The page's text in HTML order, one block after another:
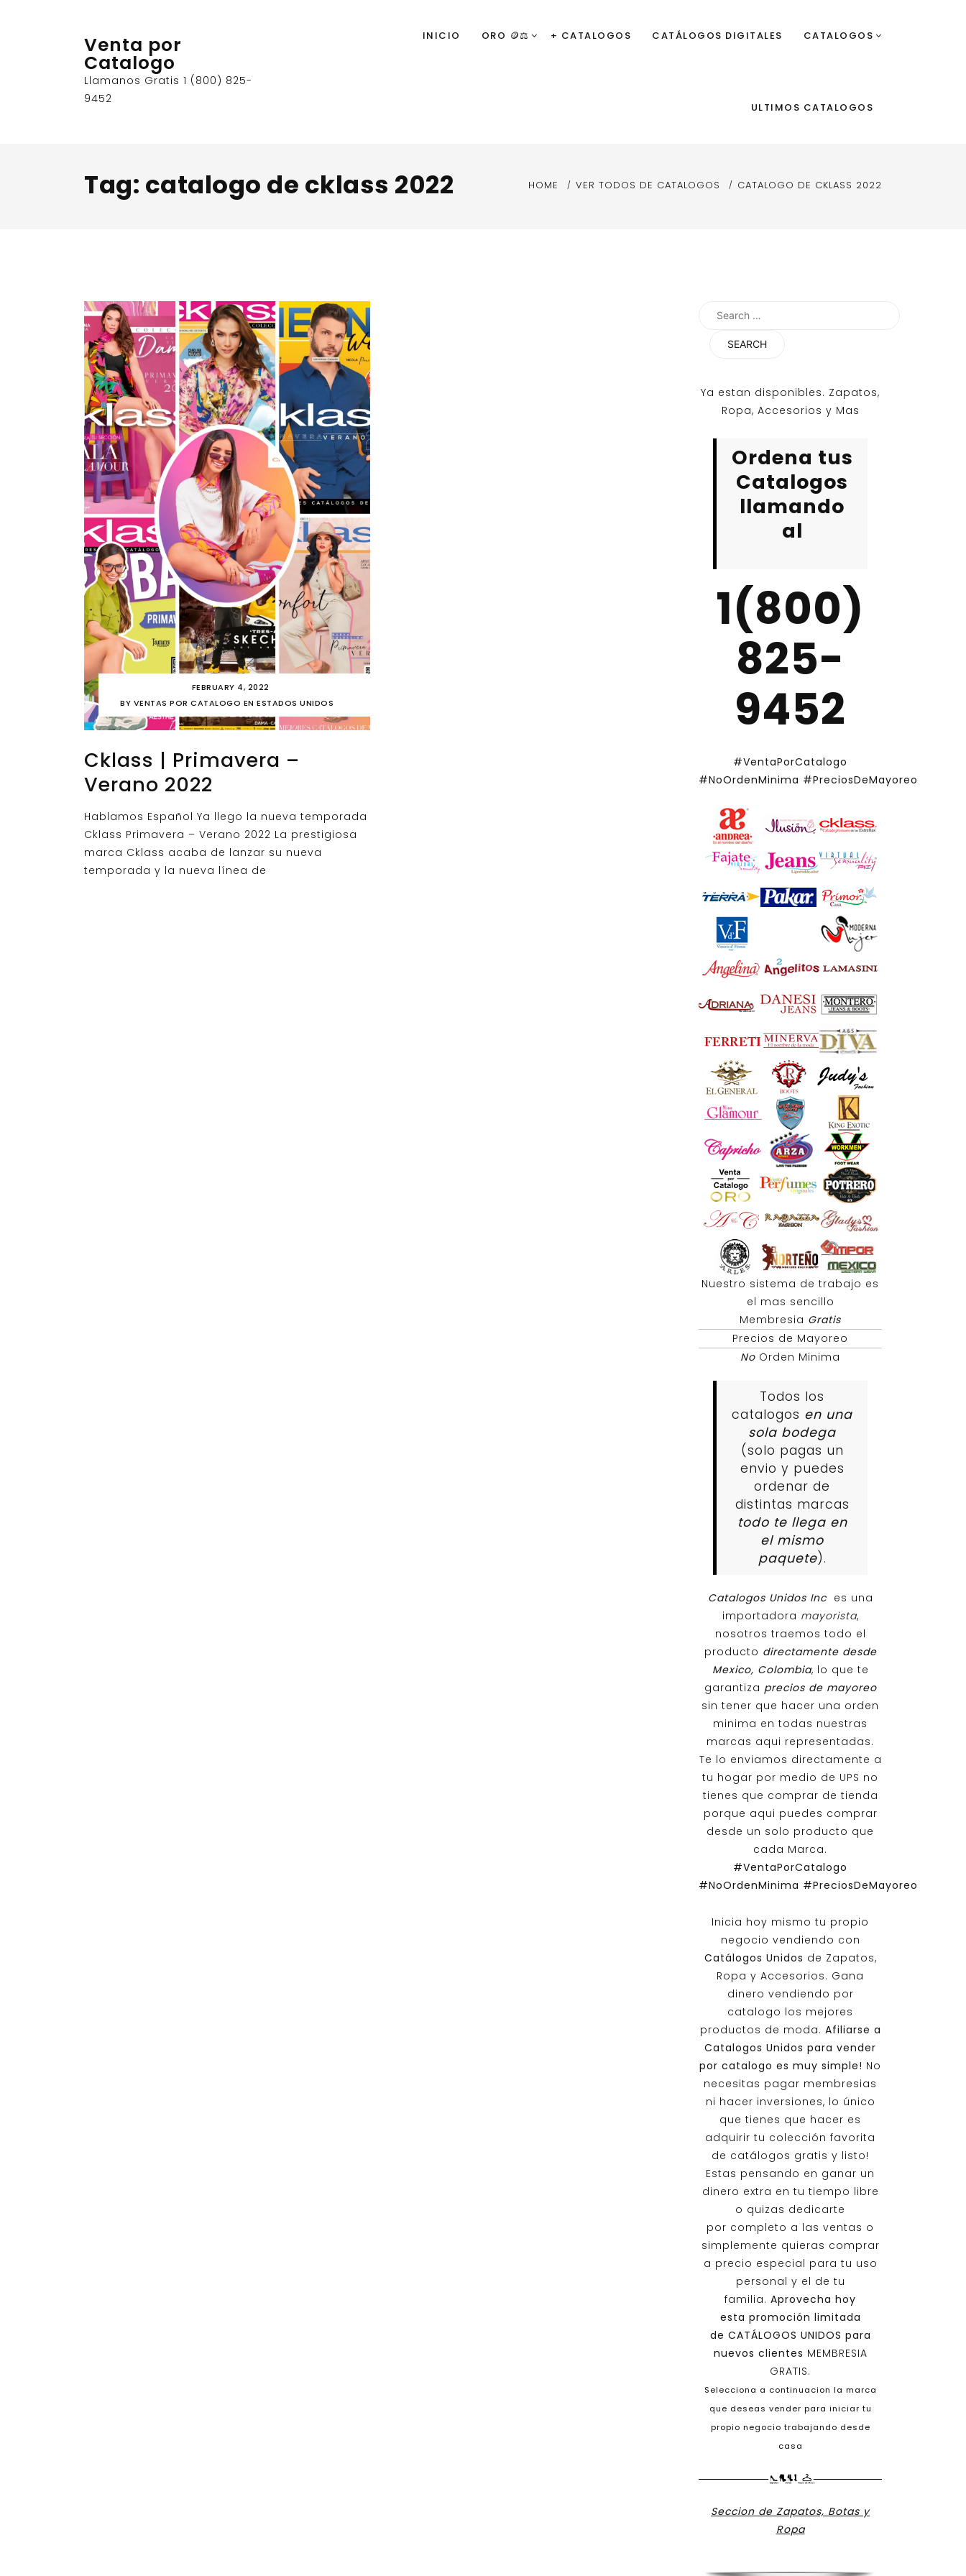
Venta por
Catalogo
Llamanos Gratis 1 (800) 825-
9452
INICIO ORO 🪙⚖️ + CATALOGOS CATÁLOGOS DIGITALES CATALOGOS
ULTIMOS CATALOGOS
Tag: catalogo de cklass 2022 HOME VER TODOS DE CATALOGOS CATALOGO DE CKLASS 2022
FEBRUARY 4, 2022
BY VENTAS POR CATALOGO EN ESTADOS UNIDOS
Cklass | Primavera –
Verano 2022
Hablamos Español Ya llego la nueva temporada
Cklass Primavera – Verano 2022 La prestigiosa
marca Cklass acaba de lanzar su nueva
temporada y la nueva línea de
Search
Ya estan disponibles. Zapatos,
Ropa, Accesorios y Mas
Ordena tus
Catalogos
llamando
al
1(800)
825-
9452
#VentaPorCatalogo
#NoOrdenMinima #PreciosDeMayoreo
Nuestro sistema de trabajo es
el mas sencillo
Membresia Gratis
Precios de Mayoreo
No Orden Minima
Todos los
catalogos en una
sola bodega
(solo pagas un
envio y puedes
ordenar de
distintas marcas
todo te llega en
el mismo
paquete).
Catalogos Unidos Inc es una
importadora mayorista,
nosotros traemos todo el
producto directamente desde
Mexico, Colombia, lo que te
garantiza precios de mayoreo
sin tener que hacer una orden
minima en todas nuestras
marcas aqui representadas.
Te lo enviamos directamente a
tu hogar por medio de UPS no
tienes que comprar de tienda
porque aqui puedes comprar
desde un solo producto que
cada Marca.
#VentaPorCatalogo
#NoOrdenMinima #PreciosDeMayoreo
Inicia hoy mismo tu propio
negocio vendiendo con
Catálogos Unidos de Zapatos,
Ropa y Accesorios. Gana
dinero vendiendo por
catalogo los mejores
productos de moda. Afiliarse a
Catalogos Unidos para vender
por catalogo es muy simple! No
necesitas pagar membresias
ni hacer inversiones, lo único
que tienes que hacer es
adquirir tu colección favorita
de catálogos gratis y listo!
Estas pensando en ganar un
dinero extra en tu tiempo libre
o quizas dedicarte
por completo a las ventas o
simplemente quieras comprar
a precio especial para tu uso
personal y el de tu
familia. Aprovecha hoy
esta promoción limitada
de CATÁLOGOS UNIDOS para
nuevos clientes MEMBRESIA
GRATIS.
Selecciona a continuacion la marca
que deseas vender para iniciar tu
propio negocio trabajando desde
casa
Seccion de Zapatos, Botas y
Ropa